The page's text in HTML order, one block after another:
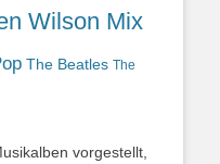
Wilson Mix
The Beatles The
vorgestellt,